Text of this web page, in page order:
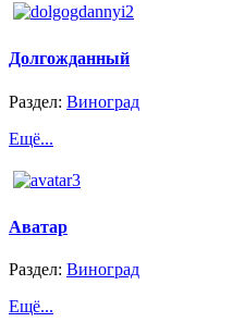
Долгожданный
Раздел: Виноград
Ещё...
Аватар
Раздел: Виноград
Ещё...